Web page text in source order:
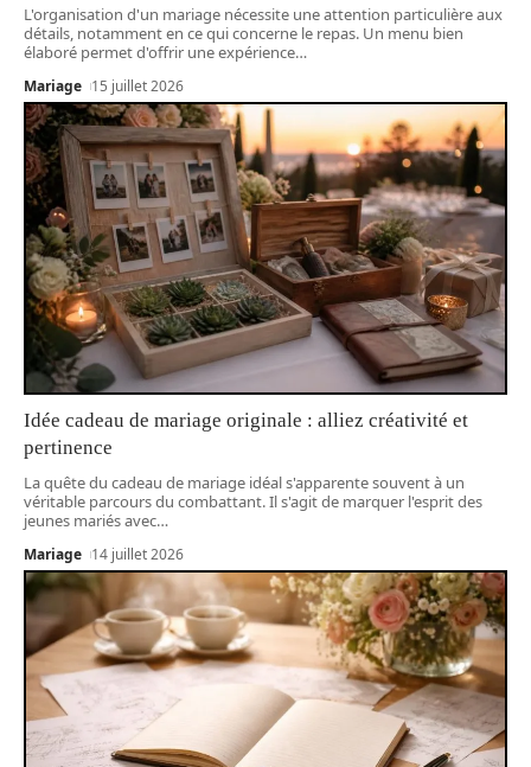
L'organisation d'un mariage nécessite une attention particulière aux
détails, notamment en ce qui concerne le repas. Un menu bien
élaboré permet d'offrir une expérience…
Mariage 15 juillet 2026
Idée cadeau de mariage originale : alliez créativité et
pertinence
La quête du cadeau de mariage idéal s'apparente souvent à un
véritable parcours du combattant. Il s'agit de marquer l'esprit des
jeunes mariés avec…
Mariage 14 juillet 2026